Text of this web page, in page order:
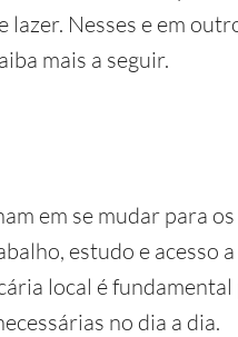
lazer. Nesses e em
mais a seguir.
em se mudar para
estudo e acesso
local é
no dia a dia.